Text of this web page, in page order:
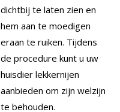
dichtbij te laten zien en
hem aan te moedigen
eraan te ruiken. Tijdens
de procedure kunt u uw
huisdier lekkernijen
aanbieden om zijn welzijn
te behouden.